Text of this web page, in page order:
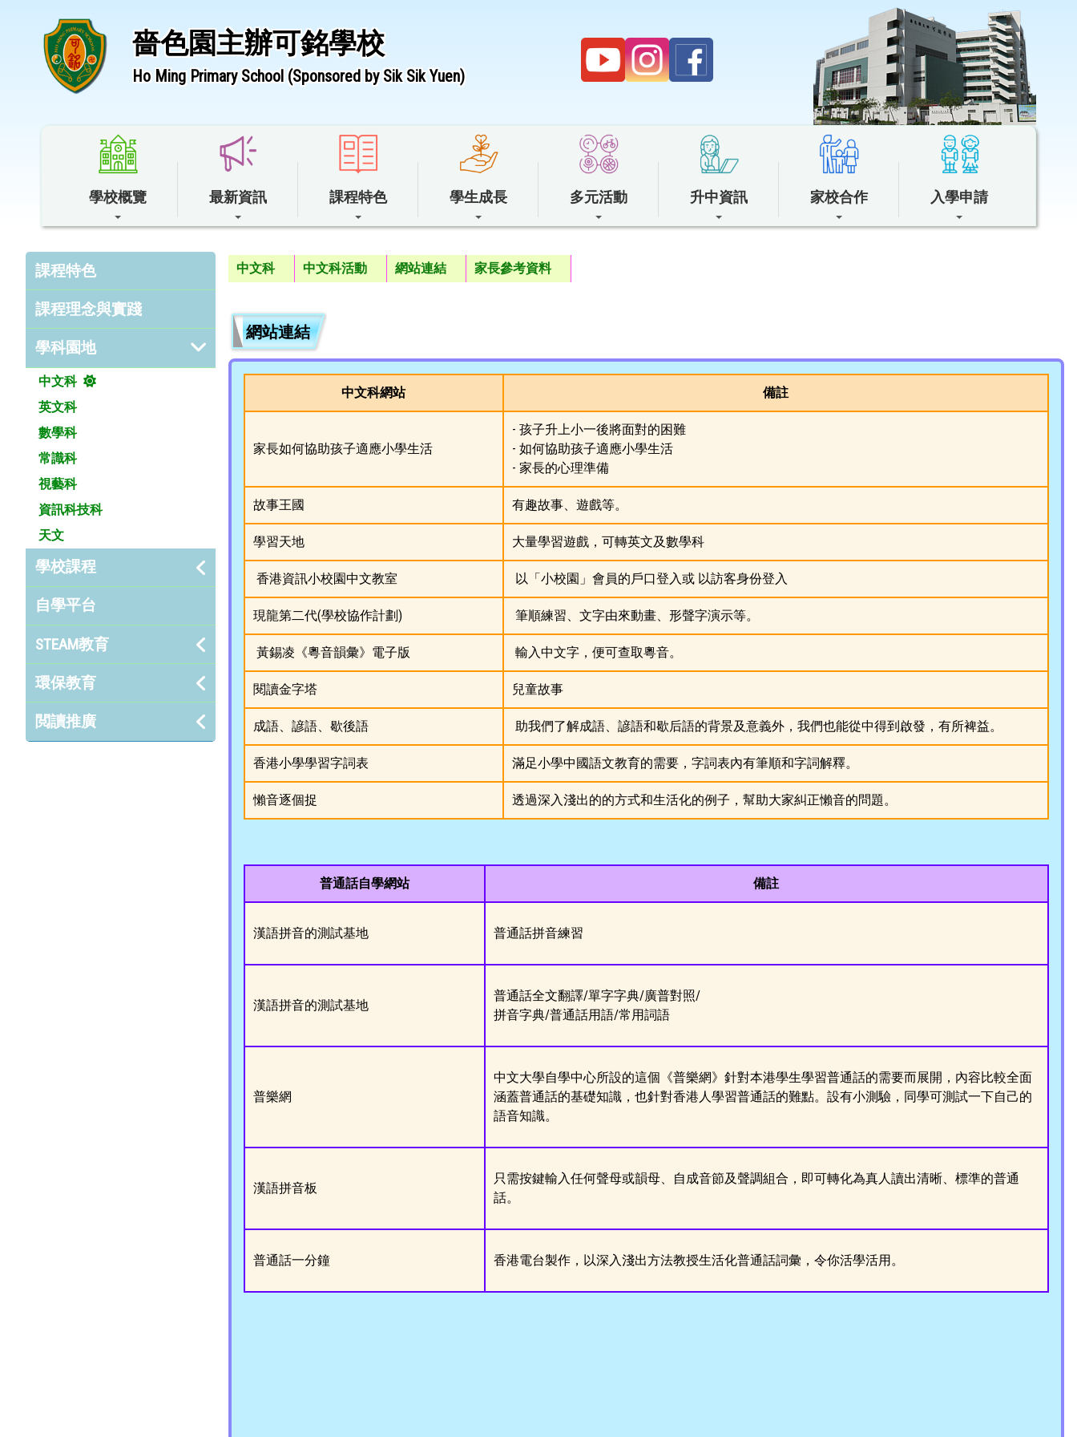
嗇色園主辦可銘學校
Ho Ming Primary School (Sponsored by Sik Sik Yuen)
學校概覽 最新資訊 課程特色 學生成長 多元活動 升中資訊 家校合作 入學申請
課程特色
課程理念與實踐
學科園地
中文科
英文科
數學科
常識科
視藝科
資訊科技科
天文
學校課程
自學平台
STEAM教育
環保教育
閲讀推廣
中文科 中文科活動 網站連結 家長參考資料
網站連結
中文科網站 備註
家長如何協助孩子適應小學生活
- 孩子升上小一後將面對的困難
- 如何協助孩子適應小學生活
- 家長的心理準備
故事王國 有趣故事、遊戲等。
學習天地 大量學習遊戲，可轉英文及數學科
香港資訊小校園中文教室 以「小校園」會員的戶口登入或 以訪客身份登入
現龍第二代(學校協作計劃) 筆順練習、文字由來動畫、形聲字演示等。
黃錫凌《粵音韻彙》電子版 輸入中文字，便可查取粵音。
閱讀金字塔 兒童故事
成語、諺語、歇後語 助我們了解成語、諺語和歇后語的背景及意義外，我們也能從中得到啟發，有所裨益。
香港小學學習字詞表 滿足小學中國語文教育的需要，字詞表內有筆順和字詞解釋。
懶音逐個捉 透過深入淺出的的方式和生活化的例子，幫助大家糾正懶音的問題。
普通話自學網站 備註
漢語拼音的測試基地 普通話拼音練習
漢語拼音的測試基地
普通話全文翻譯/單字字典/廣普對照/
拼音字典/普通話用語/常用詞語
普樂網
中文大學自學中心所設的這個《普樂網》針對本港學生學習普通話的需要而展開，內容比較全面
涵蓋普通話的基礎知識，也針對香港人學習普通話的難點。設有小測驗，同學可測試一下自己的
語音知識。
漢語拼音板
只需按鍵輸入任何聲母或韻母、自成音節及聲調組合，即可轉化為真人讀出清晰、標準的普通
話。
普通話一分鐘 香港電台製作，以深入淺出方法教授生活化普通話詞彙，令你活學活用。